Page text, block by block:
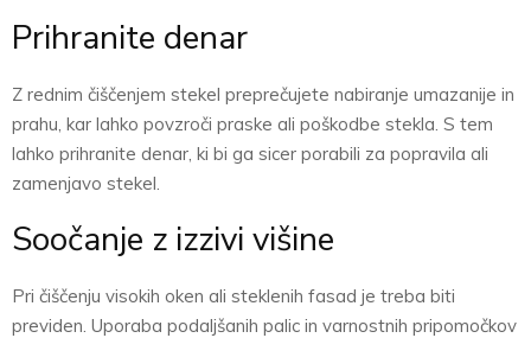
Prihranite denar
Z rednim čiščenjem stekel preprečujete nabiranje umazanije in
prahu, kar lahko povzroči praske ali poškodbe stekla. S tem
lahko prihranite denar, ki bi ga sicer porabili za popravila ali
zamenjavo stekel.
Soočanje z izzivi višine
Pri čiščenju visokih oken ali steklenih fasad je treba biti
previden. Uporaba podaljšanih palic in varnostnih pripomočkov